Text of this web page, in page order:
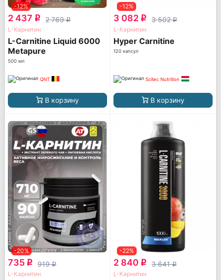
-12%
2 437 q 2 769q
L-Карнитин
L-Carnitine Liquid 6000
Metapure
500 мл
QNT
В корзину
-12%
3 082 q 3 502q
L-Карнитин
Hyper Carnitine
120 капсул
Scitec Nutrition
В корзину
-20%
735 q 919q
L-Карнитин
-22%
2 840 q 3 641q
L-Карнитин